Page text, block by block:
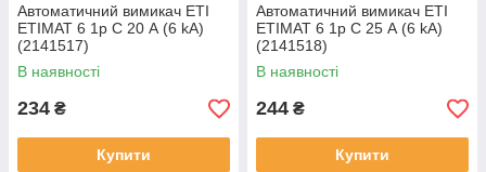
Автоматичний вимикач ETI
ETIMAT 6 1p C 20 А (6 kA)
(2141517)
В наявності
234 ₴
Купити
Автоматичний вимикач ETI
ETIMAT 6 1p C 25 А (6 kA)
(2141518)
В наявності
244 ₴
Купити